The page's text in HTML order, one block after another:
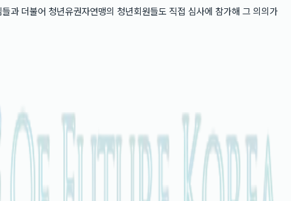
과 더불어 청년유권자연맹의 청년회원들도 직접 심사에 참가해 그 의의가